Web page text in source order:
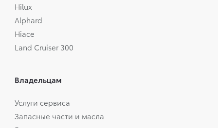
Hilux
Alphard
Hiace
Land Cruiser 300
Владельцам
Услуги сервиса
Запасные части и масла